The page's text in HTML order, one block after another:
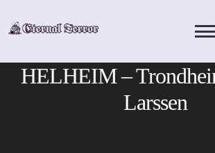
HELHEIM –
Larssen